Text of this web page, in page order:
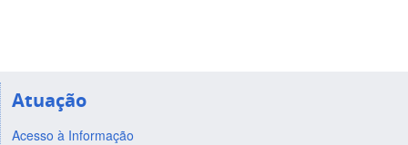
Atuação
Acesso à Informação